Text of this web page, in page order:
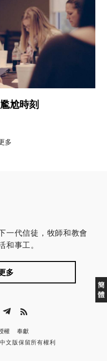
尬時刻
多
簡
體
一代信徒，牧師和教會
和事工。
多
權
奉獻
文版保留所有權利